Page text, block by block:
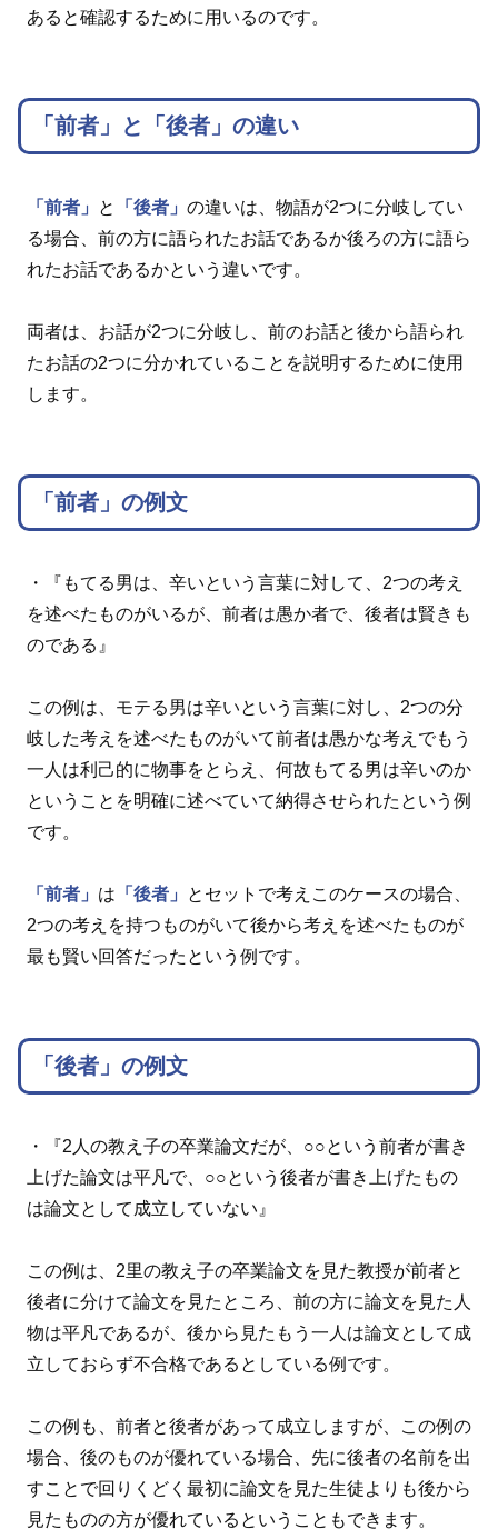
あると確認するために用いるのです。
「前者」と「後者」の違い
「前者」 と 「後者」 の違いは、物語が2つに分岐してい
る場合、前の方に語られたお話であるか後ろの方に語ら
れたお話であるかという違いです。
両者は、お話が2つに分岐し、前のお話と後から語られ
たお話の2つに分かれていることを説明するために使用
します。
「前者」の例文
・『もてる男は、辛いという言葉に対して、2つの考え
を述べたものがいるが、前者は愚か者で、後者は賢きも
のである』
この例は、モテる男は辛いという言葉に対し、2つの分
岐した考えを述べたものがいて前者は愚かな考えでもう
一人は利己的に物事をとらえ、何故もてる男は辛いのか
ということを明確に述べていて納得させられたという例
です。
「前者」 は 「後者」
とセットで考えこのケースの場合、
2つの考えを持つものがいて後から考えを述べたものが
最も賢い回答だったという例です。
「後者」の例文
・『2人の教え子の卒業論文だが、○○という前者が書き
上げた論文は平凡で、○○という後者が書き上げたもの
は論文として成立していない』
この例は、2里の教え子の卒業論文を見た教授が前者と
後者に分けて論文を見たところ、前の方に論文を見た人
物は平凡であるが、後から見たもう一人は論文として成
立しておらず不合格であるとしている例です。
この例も、前者と後者があって成立しますが、この例の
場合、後のものが優れている場合、先に後者の名前を出
すことで回りくどく最初に論文を見た生徒よりも後から
見たものの方が優れているということもできます。